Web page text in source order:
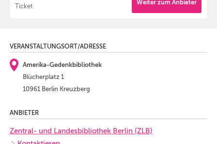
Ticket
Weiter zum Anbieter
VERANSTALTUNGSORT/ADRESSE
Amerika-Gedenkbibliothek
Blücherplatz 1
10961 Berlin Kreuzberg
ANBIETER
Zentral- und Landesbibliothek Berlin (ZLB)